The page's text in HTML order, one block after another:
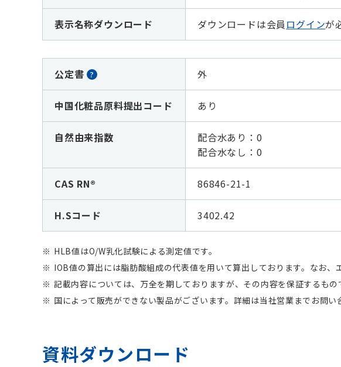
表示名称ダウンロード ダウンロードは会員 ログインが
公定書 ? 外
中国化粧品原料提出コード あり
自然由来指数
配合水あり：0
配合水なし： 0
CAS RN® 86846-21-1
H.Sコード 3402.42
HLB値はO/W乳化試験による測定値です。
IOB値の算出には脂肪酸組成の代表値を用いて算出しております。なお、
記載内容については、万全を期しておりますが、その内容を保証するも
国によって販売ができない製品がございます。詳細は当社営業までお問い
資料ダウンロード